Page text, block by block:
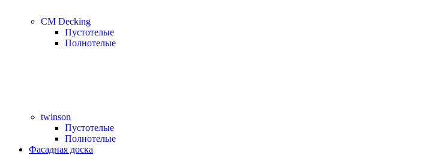
CM Decking
Пустотелые
Полнотелые
twinson
Пустотелые
Полнотелые
Фасадная доска